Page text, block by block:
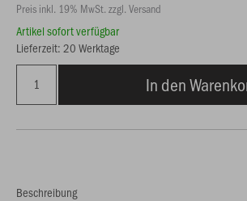
Preis inkl. 19% MwSt. zzgl. Versand
Artikel sofort verfügbar
Lieferzeit: 20 Werktage
In den
Beschreibung